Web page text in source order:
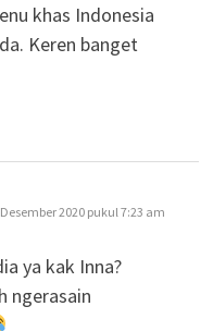
khas Indonesia
Keren banget
2020 pukul 7:23 am
ya kak Inna?
ngerasain